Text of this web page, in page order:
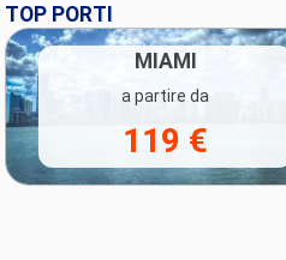
TOP PORTI
MIAMI
a partire da
119 €